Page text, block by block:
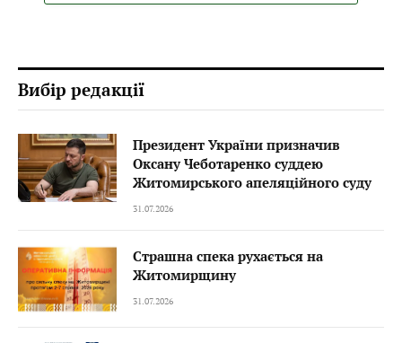
Вибір редакції
Президент України призначив
Оксану Чеботаренко суддею
Житомирського апеляційного суду
31.07.2026
Страшна спека рухається на
Житомирщину
31.07.2026